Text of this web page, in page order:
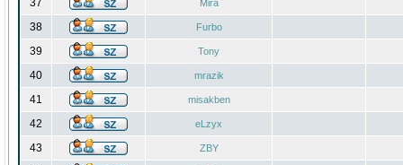
37 Mira
38 Furbo
39 Tony
40 mrazik
41 misakben
42 eLzyx
43 ZBY